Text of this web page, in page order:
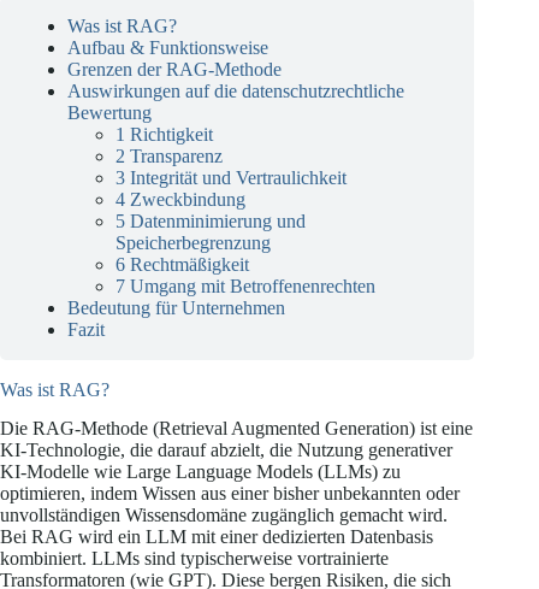
Was ist RAG?
Aufbau & Funktionsweise
Grenzen der RAG-Methode
Auswirkungen auf die datenschutzrechtliche
Bewertung
1 Richtigkeit
2 Transparenz
3 Integrität und Vertraulichkeit
4 Zweckbindung
5 Datenminimierung und
Speicherbegrenzung
6 Rechtmäßigkeit
7 Umgang mit Betroffenenrechten
Bedeutung für Unternehmen
Fazit
Was ist RAG?
Die RAG-Methode (Retrieval Augmented Generation) ist eine
KI-Technologie, die darauf abzielt, die Nutzung generativer
KI-Modelle wie Large Language Models (LLMs) zu
optimieren, indem Wissen aus einer bisher unbekannten oder
unvollständigen Wissensdomäne zugänglich gemacht wird.
Bei RAG wird ein LLM mit einer dedizierten Datenbasis
kombiniert. LLMs sind typischerweise vortrainierte
Transformatoren (wie GPT). Diese bergen Risiken, die sich